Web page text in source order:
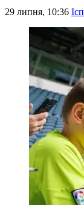
29 липня, 10:36